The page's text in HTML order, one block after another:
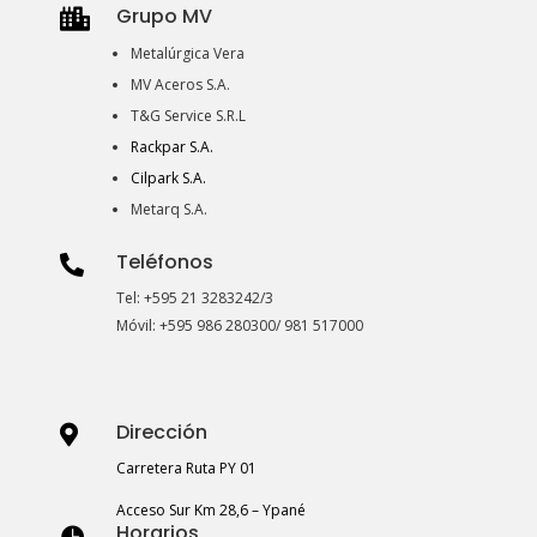
 Grupo MV
Metalúrgica Vera
MV Aceros S.A.
T&G Service S.R.L
Rackpar S.A.
Cilpark S.A.
Metarq S.A.
 Teléfonos
Tel: +595 21 3283242/3
Móvil: +595 986 280300/ 981 517000
 Dirección
Carretera Ruta PY 01
Acceso Sur Km 28,6 – Ypané